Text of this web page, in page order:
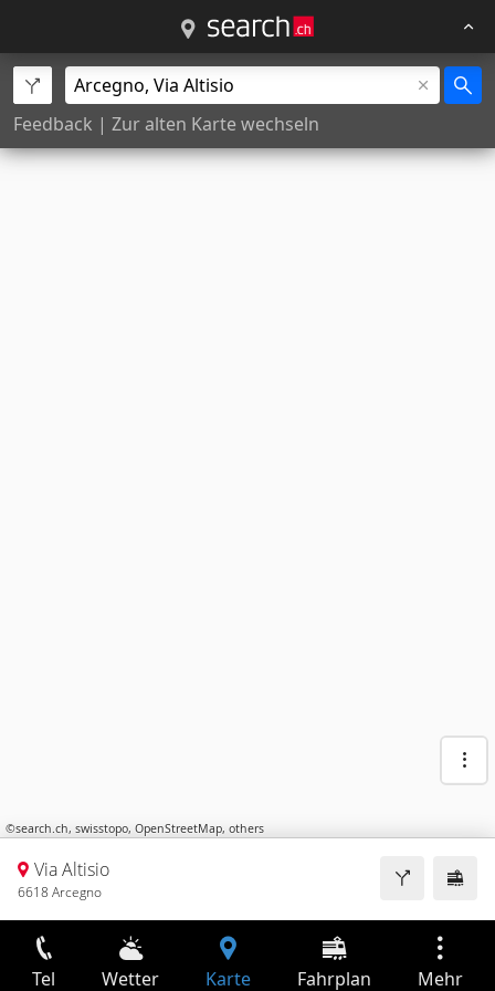
Feedback | Zur alten Karte wechseln
©search.ch, swisstopo, OpenStreetMap, others
Via Altisio
6618 Arcegno
Tel Wetter Karte Fahrplan Mehr